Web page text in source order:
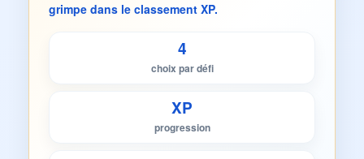
grimpe dans le classement XP.
4
choix par défi
XP
progression